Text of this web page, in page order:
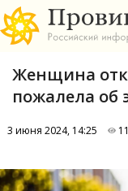
Женщина
пожалела об
3 июня 2024, 14:25